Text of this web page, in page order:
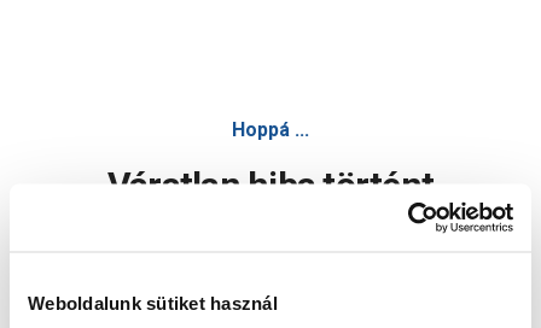
Weboldalunk sütiket használ
Hoppá ...
Váratlan hiba történt